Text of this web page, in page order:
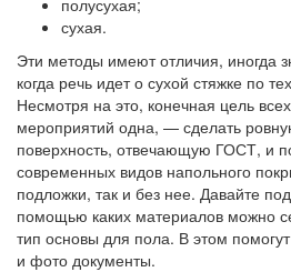
полусухая;
сухая.
Эти методы имеют отличия, иногда
когда речь идет о сухой стяжке по
Несмотря на это, конечная цель
мероприятий одна, — сделать
поверхность, отвечающую ГОСТ, и
современных видов напольного
подложки, так и без нее. Давайте
помощью каких материалов можно
тип основы для пола. В этом
и фото документы.